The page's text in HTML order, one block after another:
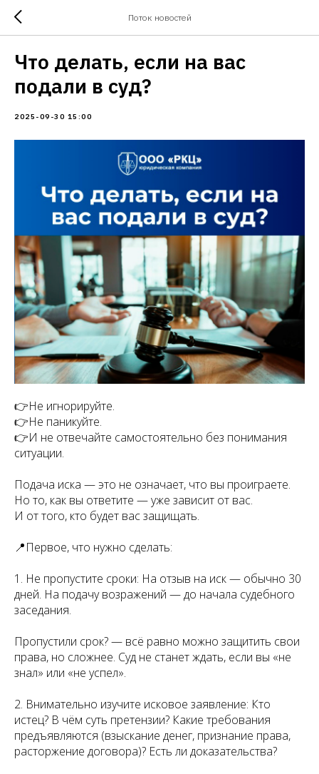
Поток новостей
Что делать, если на вас
подали в суд?
2025-09-30 15:00
👉Не игнорируйте.
👉Не паникуйте.
👉И не отвечайте самостоятельно без понимания
ситуации.
Подача иска — это не означает, что вы проиграете.
Но то, как вы ответите — уже зависит от вас.
И от того, кто будет вас защищать.
📍Первое, что нужно сделать:
1. Не пропустите сроки: На отзыв на иск — обычно 30
дней. На подачу возражений — до начала судебного
заседания.
Пропустили срок? — всё равно можно защитить свои
права, но сложнее. Суд не станет ждать, если вы «не
знал» или «не успел».
2. Внимательно изучите исковое заявление: Кто
истец? В чём суть претензии? Какие требования
предъявляются (взыскание денег, признание права,
расторжение договора)? Есть ли доказательства?